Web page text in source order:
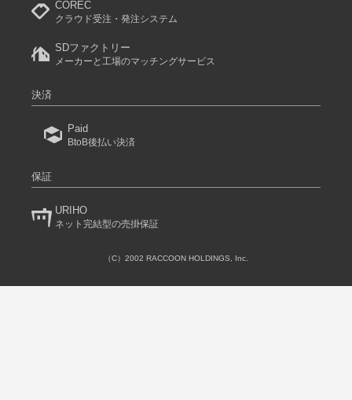
COREC
クラウド受注・発注システム
SDファクトリー
メーカーと工場のマッチングサービス
決済
Paid
BtoB後払い決済
保証
URIHO
ネット完結型の売掛保証
（C）2002 RACCOON HOLDINGS, Inc.